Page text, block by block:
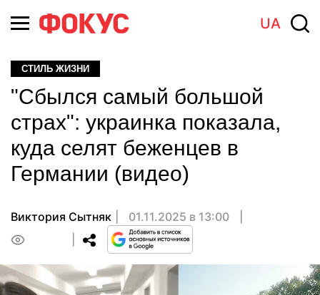
UA
СТИЛЬ ЖИЗНИ
"Сбылся самый большой
страх": украинка показала,
куда селят беженцев в
Германии (видео)
Виктория Сытняк
01.11.2025 в 13:00